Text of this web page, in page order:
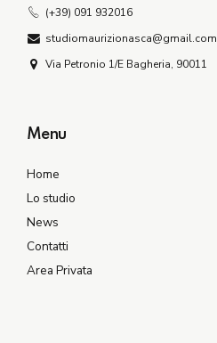
(+39) 091 932016
studiomaurizionasca@gmail.com
Via Petronio 1/E Bagheria, 90011
Menu
Home
Lo studio
News
Contatti
Area Privata